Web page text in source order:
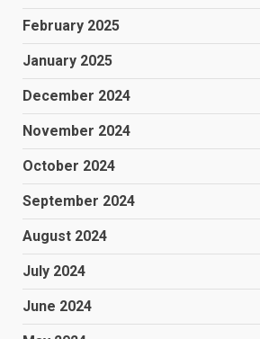
February 2025
January 2025
December 2024
November 2024
October 2024
September 2024
August 2024
July 2024
June 2024